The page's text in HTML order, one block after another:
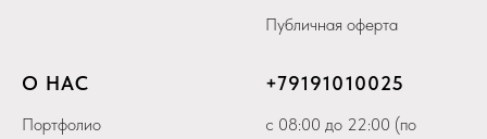
Публичная оферта
О НАС
Портфолио
+79191010025
с 08:00 до 22:00 (по